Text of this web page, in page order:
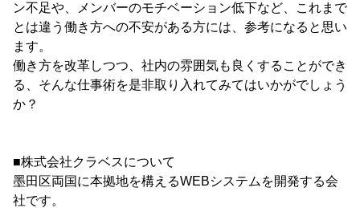
ン不足や、メンバーのモチベーション低下など、これまで
とは違う働き方への不安がある方には、参考になると思い
ます。
働き方を改革しつつ、社内の雰囲気も良くすることができ
る、そんな仕事術を是非取り入れてみてはいかがでしょう
か？
■株式会社クラベスについて
墨田区両国に本拠地を構えるWEBシステムを開発する会
社です。